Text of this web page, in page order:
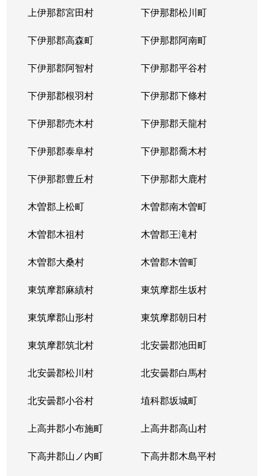
上伊那郡宮田村 下伊那郡松川町
下伊那郡高森町 下伊那郡阿南町
下伊那郡阿智村 下伊那郡平谷村
下伊那郡根羽村 下伊那郡下條村
下伊那郡売木村 下伊那郡天龍村
下伊那郡泰阜村 下伊那郡喬木村
下伊那郡豊丘村 下伊那郡大鹿村
木曽郡上松町 木曽郡南木曽町
木曽郡木祖村 木曽郡王滝村
木曽郡大桑村 木曽郡木曽町
東筑摩郡麻績村 東筑摩郡生坂村
東筑摩郡山形村 東筑摩郡朝日村
東筑摩郡筑北村 北安曇郡池田町
北安曇郡松川村 北安曇郡白馬村
北安曇郡小谷村 埴科郡坂城町
上高井郡小布施町 上高井郡高山村
下高井郡山ノ内町 下高井郡木島平村